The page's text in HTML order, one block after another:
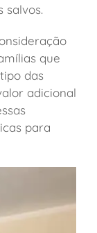
salvos.
que
das
adicional
para